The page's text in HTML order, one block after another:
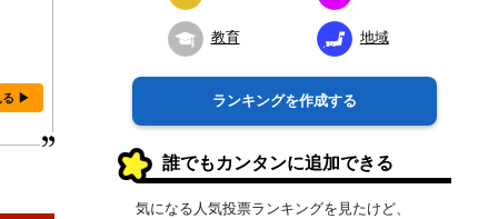
る ▶
教育 地域
ランキングを作成する
誰でもカンタンに追加できる
気になる人気投票ランキングを見たけど、